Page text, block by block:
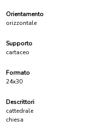
Orientamento
orizzontale
Supporto
cartaceo
Formato
24x30
Descrittori
cattedrale
chiesa